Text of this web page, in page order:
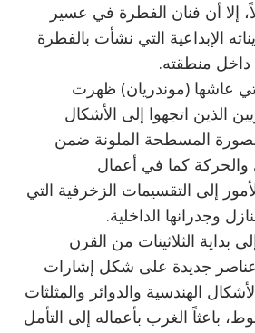
إلا أن فنان الفطرة في عسير
الإبداعية التي نشأت بالفطرة
منطقته.
عاشها (موندريان) ظهرت
الذين اتجهوا إلى الأشكال
المسطحة الملونة ضمن
كما في أعمال
إلى التقسيمات الزخرفية التي
وجدرانها الداخلية.
بداية الثلاثينات من القرن
جديدة على شكل إشارات
الهندسية والدوائر والمثلثات
باعثاً الغرب بأعماله إلى التأمل